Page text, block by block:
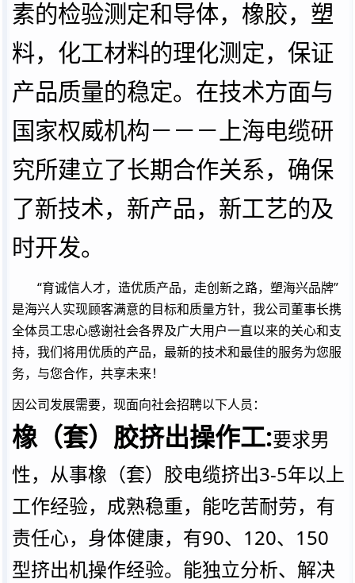
素的检验测定和导体，橡胶，塑
料，化工材料的理化测定，保证
产品质量的稳定。在技术方面与
国家权威机构－－－上海电缆研
究所建立了长期合作关系，确保
了新技术，新产品，新工艺的及
时开发。
“育诚信人才，造优质产品，走创新之路，塑海兴品牌”
是海兴人实现顾客满意的目标和质量方针，我公司董事长携
全体员工忠心感谢社会各界及广大用户一直以来的关心和支
持，我们将用优质的产品，最新的技术和最佳的服务为您服
务，与您合作，共享未来！
因公司发展需要，现面向社会招聘以下人员：
橡（套）胶挤出操作工:要求男
性，从事橡（套）胶电缆挤出3-5年以上
工作经验，成熟稳重，能吃苦耐劳，有
责任心，身体健康，有90、120、150
型挤出机操作经验。能独立分析、解决